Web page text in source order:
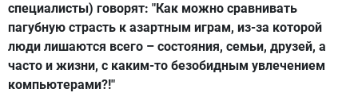
специалисты) говорят: "Как можно сравнивать
пагубную страсть к азартным играм, из-за которой
люди лишаются всего – состояния, семьи, друзей, а
часто и жизни, с каким-то безобидным увлечением
компьютерами?!"